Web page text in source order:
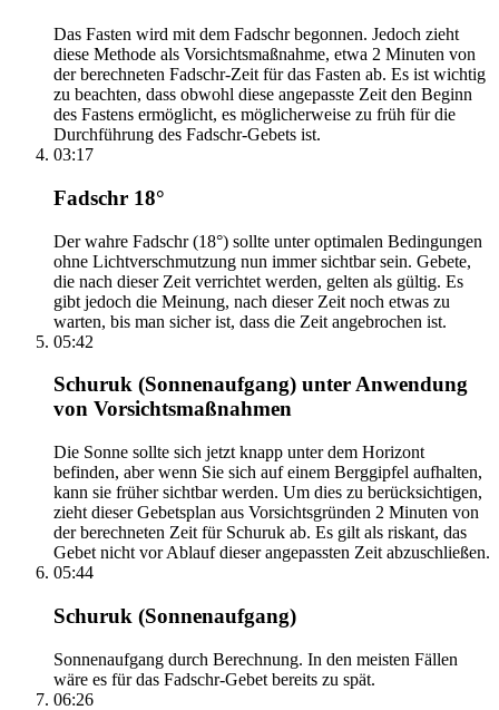
Das Fasten wird mit dem Fadschr begonnen. Jedoch zieht
diese Methode als Vorsichtsmaßnahme, etwa 2 Minuten von
der berechneten Fadschr-Zeit für das Fasten ab. Es ist wichtig
zu beachten, dass obwohl diese angepasste Zeit den Beginn
des Fastens ermöglicht, es möglicherweise zu früh für die
Durchführung des Fadschr-Gebets ist.
03:17
Fadschr 18°
Der wahre Fadschr (18°) sollte unter optimalen Bedingungen
ohne Lichtverschmutzung nun immer sichtbar sein. Gebete,
die nach dieser Zeit verrichtet werden, gelten als gültig. Es
gibt jedoch die Meinung, nach dieser Zeit noch etwas zu
warten, bis man sicher ist, dass die Zeit angebrochen ist.
05:42
Schuruk (Sonnenaufgang) unter Anwendung
von Vorsichtsmaßnahmen
Die Sonne sollte sich jetzt knapp unter dem Horizont
befinden, aber wenn Sie sich auf einem Berggipfel aufhalten,
kann sie früher sichtbar werden. Um dies zu berücksichtigen,
zieht dieser Gebetsplan aus Vorsichtsgründen 2 Minuten von
der berechneten Zeit für Schuruk ab. Es gilt als riskant, das
Gebet nicht vor Ablauf dieser angepassten Zeit abzuschließen.
05:44
Schuruk (Sonnenaufgang)
Sonnenaufgang durch Berechnung. In den meisten Fällen
wäre es für das Fadschr-Gebet bereits zu spät.
06:26